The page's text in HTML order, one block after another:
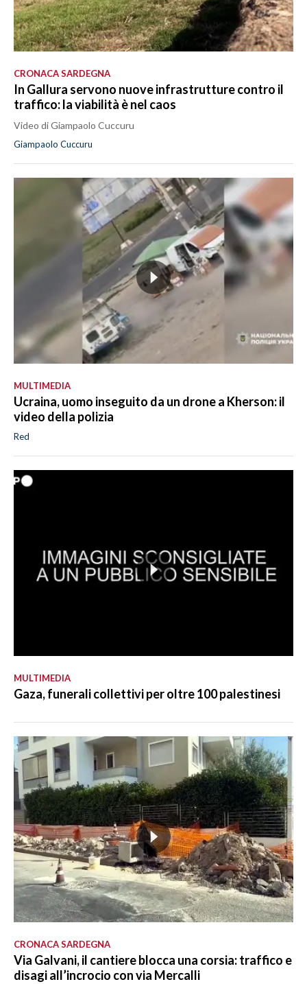
CRONACA SARDEGNA
In Gallura servono nuove infrastrutture contro il
traffico: la viabilità è nel caos
Video di Giampaolo Cuccuru
Giampaolo Cuccuru
MULTIMEDIA
Ucraina, uomo inseguito da un drone a Kherson: il
video della polizia
Red
MULTIMEDIA
Gaza, funerali collettivi per oltre 100 palestinesi
CRONACA SARDEGNA
Via Galvani, il cantiere blocca una corsia: traffico e
disagi all’incrocio con via Mercalli